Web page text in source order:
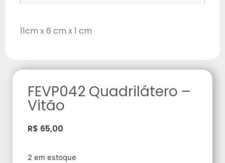
11cm x 6 cm x 1 cm
FEVP042 Quadrilátero –
Vitão
R$ 65,00
2 em estoque